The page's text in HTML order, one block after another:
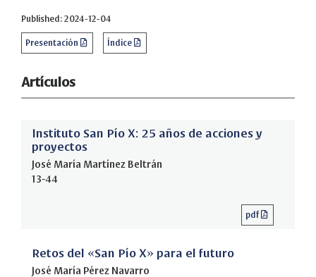
Published: 2024-12-04
Presentación Índice
Artículos
Instituto San Pío X: 25 años de acciones y
proyectos
José María Martínez Beltrán
13-44
pdf
Retos del «San Pío X» para el futuro
José María Pérez Navarro